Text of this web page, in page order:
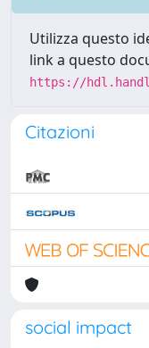
Utilizza questo
link a questo
https://
Citazioni
social impact